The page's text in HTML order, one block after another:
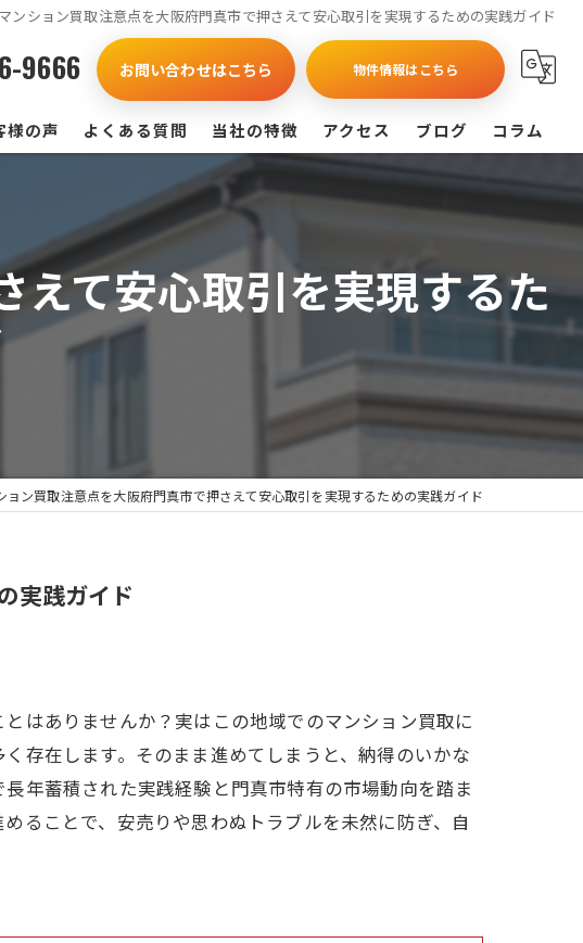
マンション買取注意点を大阪府門真市で押さえて安心取引を実現するための実践ガイド
9666 お問い合わせはこちら 物件情報はこちら
様の声 よくある質問 当社の特徴
買取
戸建て
マンション
アクセス ブログ コラム
えて安心取引を実現するた
ョン買取注意点を大阪府門真市で押さえて安心取引を実現するための実践ガイド
実践ガイド
はありませんか？実はこの地域でのマンション買取に
存在します。そのまま進めてしまうと、納得のいかな
年蓄積された実践経験と門真市特有の市場動向を踏ま
ることで、安売りや思わぬトラブルを未然に防ぎ、自